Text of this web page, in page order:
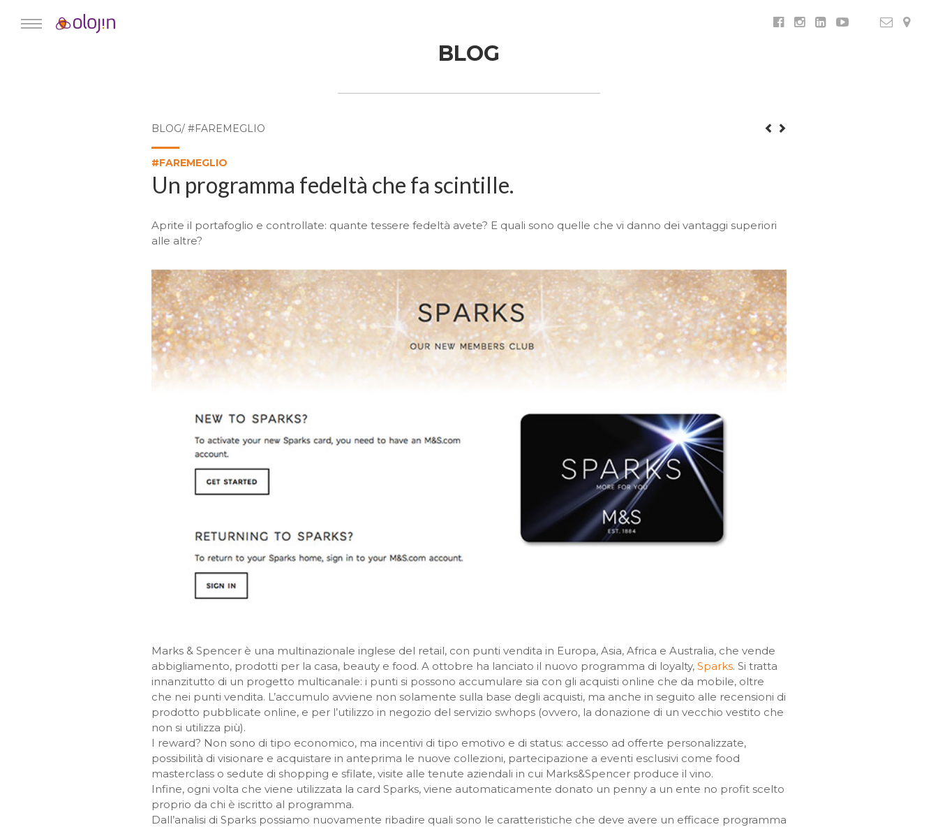
BLOG
BLOG/ #FAREMEGLIO
#FAREMEGLIO
Un programma fedeltà che fa scintille.
Aprite il portafoglio e controllate: quante tessere fedeltà avete? E quali sono quelle che vi danno dei vantaggi superiori
alle altre?
Marks & Spencer è una multinazionale inglese del retail, con punti vendita in Europa, Asia, Africa e Australia, che vende
abbigliamento, prodotti per la casa, beauty e food. A ottobre ha lanciato il nuovo programma di loyalty, Sparks. Si tratta
innanzitutto di un progetto multicanale: i punti si possono accumulare sia con gli acquisti online che da mobile, oltre
che nei punti vendita. L’accumulo avviene non solamente sulla base degli acquisti, ma anche in seguito alle recensioni di
prodotto pubblicate online, e per l’utilizzo in negozio del servizio swhops (ovvero, la donazione di un vecchio vestito che
non si utilizza più).
I reward? Non sono di tipo economico, ma incentivi di tipo emotivo e di status: accesso ad offerte personalizzate,
possibilità di visionare e acquistare in anteprima le nuove collezioni, partecipazione a eventi esclusivi come food
masterclass o sedute di shopping e sfilate, visite alle tenute aziendali in cui Marks&Spencer produce il vino.
Infine, ogni volta che viene utilizzata la card Sparks, viene automaticamente donato un penny a un ente no profit scelto
proprio da chi è iscritto al programma.
Dall’analisi di Sparks possiamo nuovamente ribadire quali sono le caratteristiche che deve avere un efficace programma